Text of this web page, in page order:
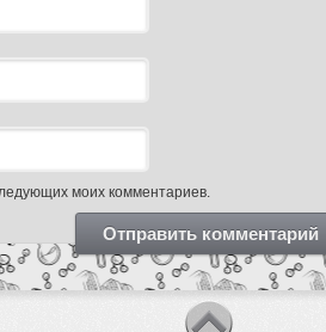
моих комментариев.